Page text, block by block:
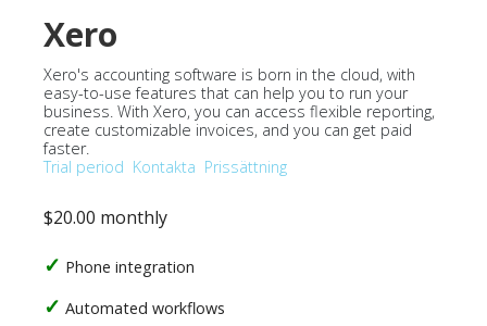
Xero
Xero's accounting software is born in the cloud, with
easy-to-use features that can help you to run your
business. With Xero, you can access flexible reporting,
create customizable invoices, and you can get paid
faster.
Trial period Kontakta Prissättning
$20.00 monthly
Phone integration
Automated workflows